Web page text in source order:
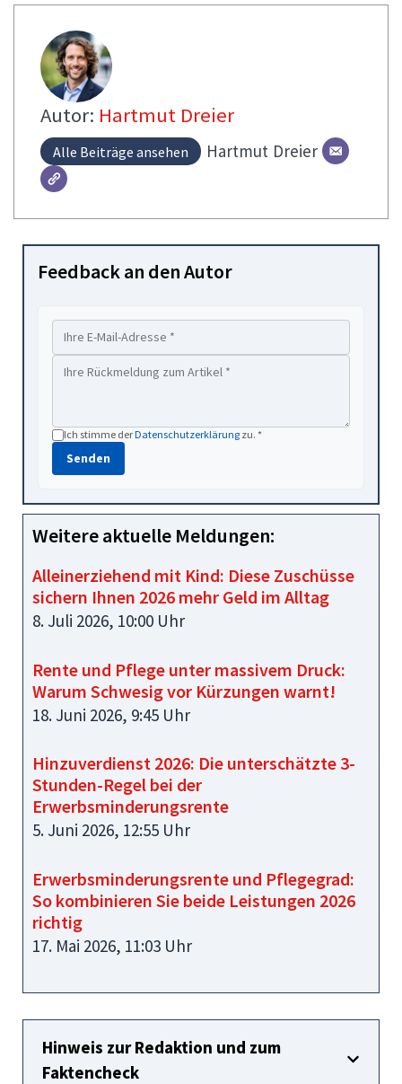
Autor: Hartmut Dreier
Alle Beiträge ansehen Hartmut Dreier
Feedback an den Autor
Ich stimme derDatenschutzerklärung zu. *
Senden
Weitere aktuelle Meldungen:
Alleinerziehend mit Kind: Diese Zuschüsse
sichern Ihnen 2026 mehr Geld im Alltag
8. Juli 2026, 10:00 Uhr
Rente und Pflege unter massivem Druck:
Warum Schwesig vor Kürzungen warnt!
18. Juni 2026, 9:45 Uhr
Hinzuverdienst 2026: Die unterschätzte 3-
Stunden-Regel bei der
Erwerbsminderungsrente
5. Juni 2026, 12:55 Uhr
Erwerbsminderungsrente und Pflegegrad:
So kombinieren Sie beide Leistungen 2026
richtig
17. Mai 2026, 11:03 Uhr
Hinweis zur Redaktion und zum
Faktencheck